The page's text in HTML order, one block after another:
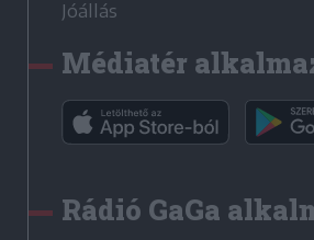
Jóállás
Médiatér
Rádió GaGa